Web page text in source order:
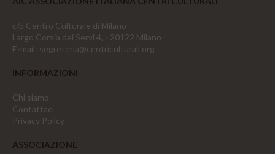
c/o Centro Culturale di Milano
Largo Corsia dei Servi 4, - 20122 Milano
E-mail: segreteria@centriculturali.org
INFORMAZIONI
Chi siamo
Contattaci
Privacy Policy
ASSOCIAZIONE